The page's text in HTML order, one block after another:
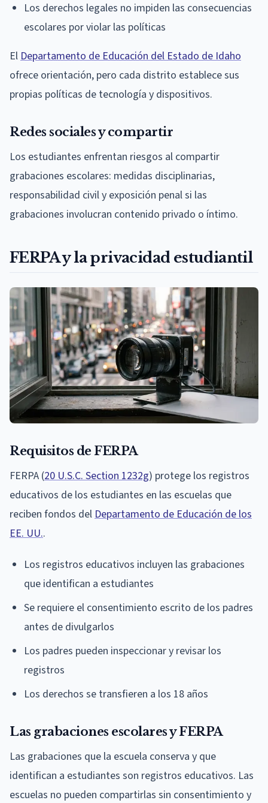
Los derechos legales no impiden las consecuencias
escolares por violar las políticas
El Departamento de Educación del Estado de Idaho
ofrece orientación, pero cada distrito establece sus
propias políticas de tecnología y dispositivos.
Redes sociales y compartir
Los estudiantes enfrentan riesgos al compartir
grabaciones escolares: medidas disciplinarias,
responsabilidad civil y exposición penal si las
grabaciones involucran contenido privado o íntimo.
FERPA y la privacidad estudiantil
Requisitos de FERPA
FERPA (20 U.S.C. Section 1232g) protege los registros
educativos de los estudiantes en las escuelas que
reciben fondos del Departamento de Educación de los
EE. UU..
Los registros educativos incluyen las grabaciones
que identifican a estudiantes
Se requiere el consentimiento escrito de los padres
antes de divulgarlos
Los padres pueden inspeccionar y revisar los
registros
Los derechos se transfieren a los 18 años
Las grabaciones escolares y FERPA
Las grabaciones que la escuela conserva y que
identifican a estudiantes son registros educativos. Las
escuelas no pueden compartirlas sin consentimiento y